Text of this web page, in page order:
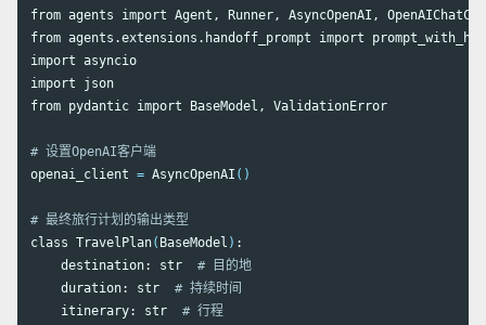
from agents import Agent, Runner, AsyncOpenAI,
from agents.extensions.handoff_prompt import
import asyncio
import json
from pydantic import BaseModel, ValidationError
# 设置OpenAI客户端
openai_client = AsyncOpenAI ()
# 最终旅行计划的输出类型
class TravelPlan( BaseModel ) :
    destination: str
# 目的地
    duration: str
# 持续时间
    itinerary: str
# 行程